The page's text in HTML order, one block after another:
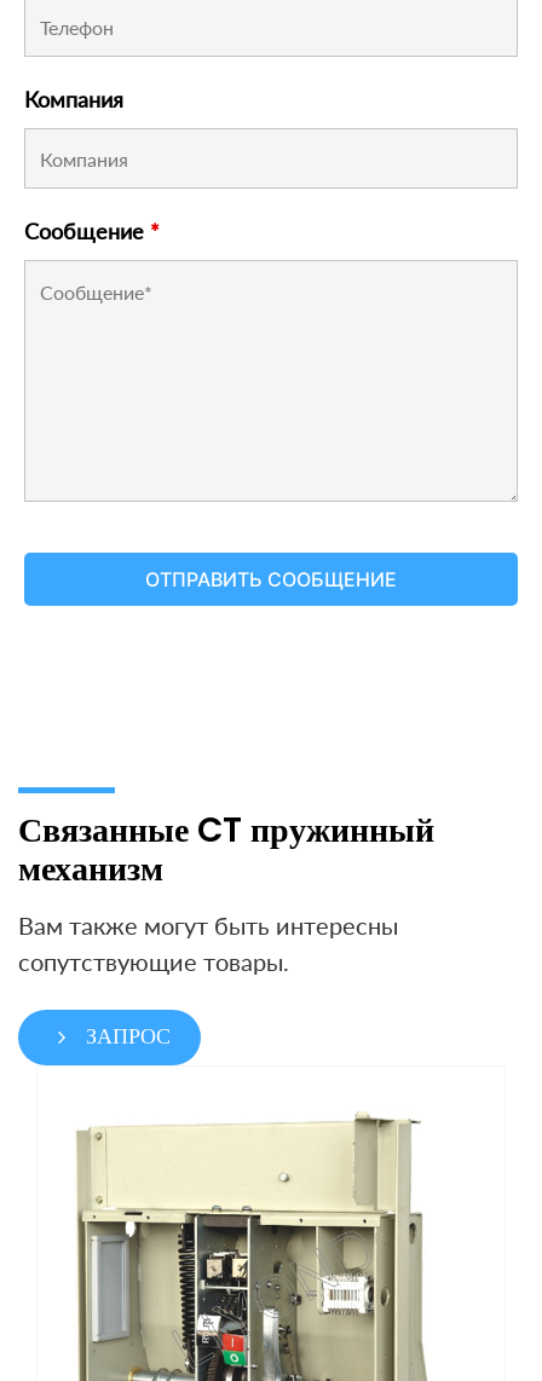
Компания
Сообщение *
Связанные CT пружинный
механизм
Вам также могут быть интересны
сопутствующие товары.
ЗАПРОС